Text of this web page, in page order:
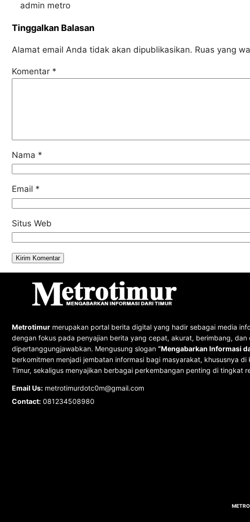
admin metro
Tinggalkan Balasan
Alamat email Anda tidak akan dipublikasikan. Ruas yang
Komentar *
Nama *
Email *
Situs Web
Metrotimur merupakan portal berita digital yang hadir sebagai media
dengan fokus pada penyajian berita yang cepat, akurat, berimbang, dan
dipertanggungjawabkan. Mengusung slogan “Mengabarkan Informasi
berkomitmen menjadi jembatan informasi bagi masyarakat, khususnya di
Timur, sekaligus menyajikan berbagai perkembangan penting di tingkat
Email Us: metrotimurdotc0m@gmail.com
Contact: 081234508980